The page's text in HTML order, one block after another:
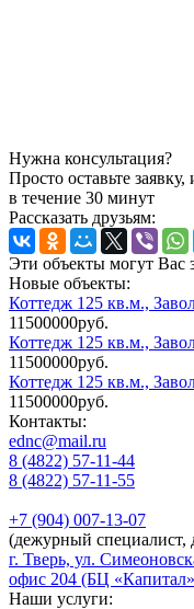
Нужна консультация?
Просто оставьте
в течение 30 минут
Рассказать друзьям:
Эти объекты могут Вас
Новые объекты:
Коттедж 125 кв.м.,
11500000руб.
Коттедж 125 кв.м.,
11500000руб.
Коттедж 125 кв.м.,
11500000руб.
Контакты:
ednc@mail.ru
8 (4822) 57-11-44
8 (4822) 57-11-55
+7 (904) 007-13-07
(дежурный специалист,
г. Тверь, ул.
офис 204 (БЦ
Наши услуги: